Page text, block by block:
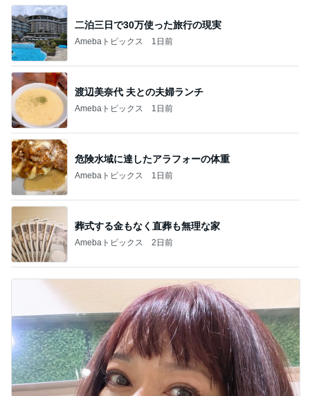
二泊三日で30万使った旅行の現実
Amebaトピックス 1日前
渡辺美奈代 夫との夫婦ランチ
Amebaトピックス 1日前
危険水域に達したアラフォーの体重
Amebaトピックス 1日前
葬式する金もなく直葬も無理な家
Amebaトピックス 2日前